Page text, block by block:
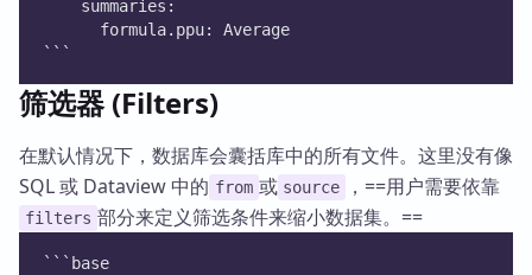
    summaries:
      formula.ppu: Average
```
筛选器 (Filters)
在默认情况下，数据库会囊括库中的所有文件。这里没有像
SQL 或 Dataview 中的 from 或 source ，==用户需要依靠
filters 部分来定义筛选条件来缩小数据集。==
```base